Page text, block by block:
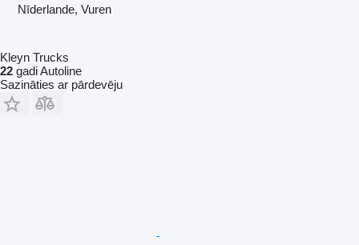
Nīderlande, Vuren
Kleyn Trucks
22 gadi Autoline
Sazināties ar pārdevēju